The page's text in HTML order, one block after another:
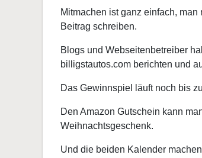
Mitmachen ist ganz einfach, man
Beitrag schreiben.
Blogs und Webseitenbetreiber
billigstautos.com berichten und
Das Gewinnspiel läuft noch bis
Den Amazon Gutschein kann
Weihnachtsgeschenk.
Und die beiden Kalender